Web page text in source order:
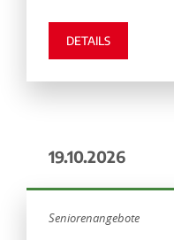
DETAILS
19.10.2026
Seniorenangebote